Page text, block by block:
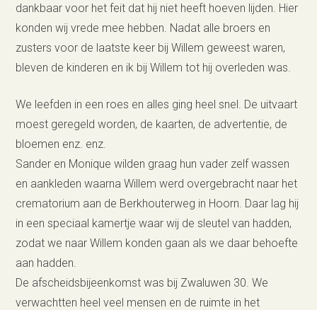
dankbaar voor het feit dat hij niet heeft hoeven lijden. Hier
konden wij vrede mee hebben. Nadat alle broers en
zusters voor de laatste keer bij Willem geweest waren,
bleven de kinderen en ik bij Willem tot hij overleden was.
We leefden in een roes en alles ging heel snel. De uitvaart
moest geregeld worden, de kaarten, de advertentie, de
bloemen enz. enz.
Sander en Monique wilden graag hun vader zelf wassen
en aankleden waarna Willem werd overgebracht naar het
crematorium aan de Berkhouterweg in Hoorn. Daar lag hij
in een speciaal kamertje waar wij de sleutel van hadden,
zodat we naar Willem konden gaan als we daar behoefte
aan hadden.
De afscheidsbijeenkomst was bij Zwaluwen 30. We
verwachtten heel veel mensen en de ruimte in het